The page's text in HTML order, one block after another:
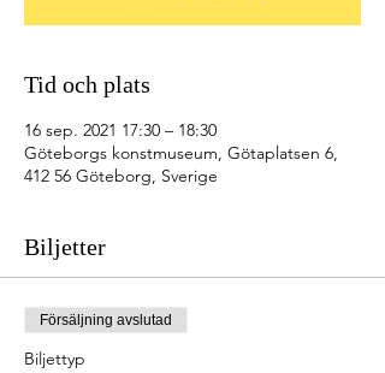
Tid och plats
16 sep. 2021 17:30 – 18:30
Göteborgs konstmuseum, Götaplatsen 6,
412 56 Göteborg, Sverige
Biljetter
Försäljning avslutad
Biljettyp